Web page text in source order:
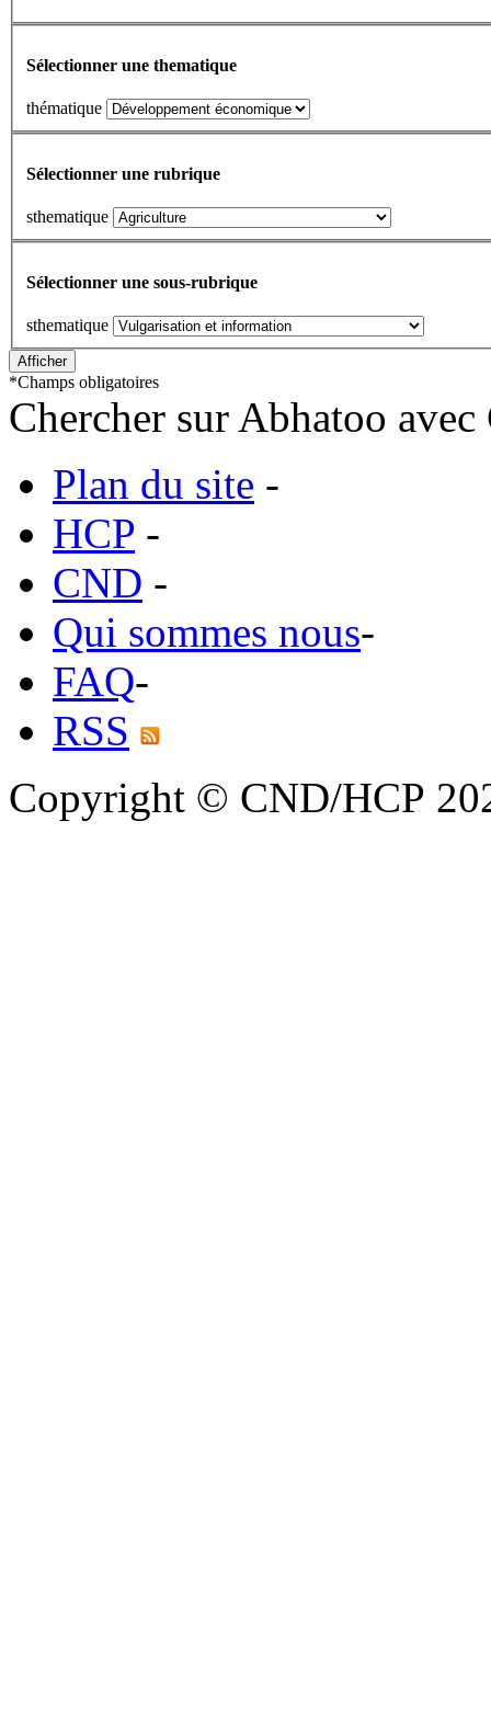
Sélectionner une thematique
thématique
Sélectionner une rubrique
sthematique
Sélectionner une sous-rubrique
sthematique
*Champs obligatoires
Chercher sur Abhatoo
Plan du site -
HCP -
CND -
Qui sommes nous-
FAQ-
RSS
Copyright © CND/HCP